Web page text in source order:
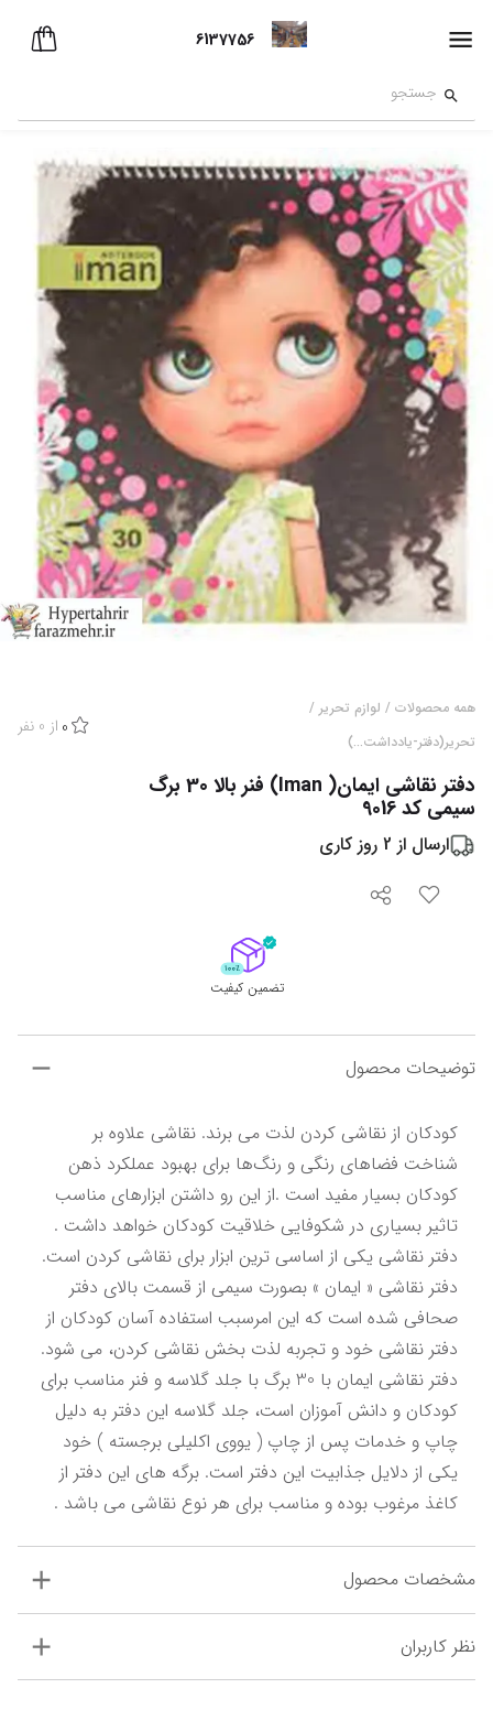
6137756
همه محصولات / لوازم تحریر /
تحریر(دفتر-یادداشت...)
0 از 0 نفر
دفتر نقاشی ایمان( Iman) فنر بالا 30 برگ
سیمی کد 9016
ارسال از 2 روز کاری
تضمین کیفیت
توضیحات محصول
کاغذ مرغوب بوده و مناسب برای هر نوع نقاشی می باشد .
مشخصات محصول
نظر کاربران